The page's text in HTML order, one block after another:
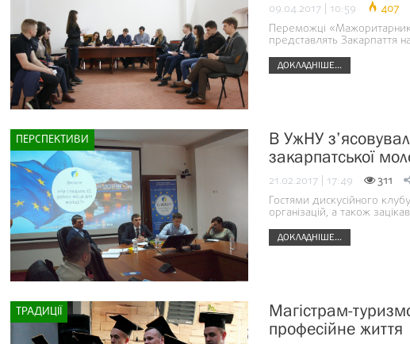
09.04.2017 | 10:59 407
Переможці
представлять Закарпаття
ДОКЛАДНІШЕ...
ПЕРСПЕКТИВИ
В УжНУ
закарпатської
21.02.2017 | 17:49 311
Гостями дискусійного
організацій, а також
ДОКЛАДНІШЕ...
ТРАДИЦІЇ
Магістрам-
професійне життя